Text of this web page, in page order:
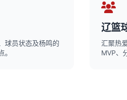
球员状态及杨鸣的
辽篮
汇聚热
MVP、